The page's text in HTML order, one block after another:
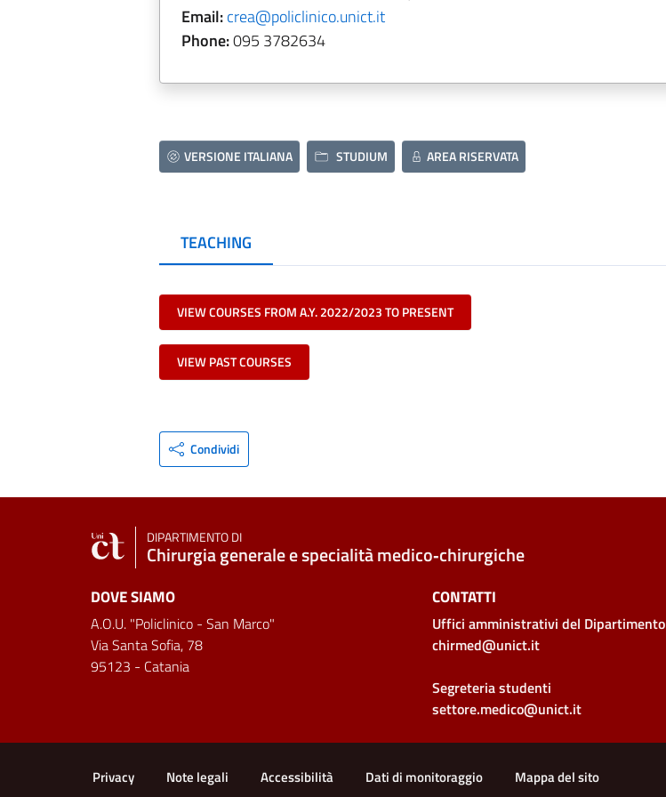
Email:crea@policlinico.unict.it
Phone:095 3782634
VERSIONE ITALIANA STUDIUM AREA RISERVATA
TEACHING
VIEW COURSES FROM A.Y. 2022/2023 TO PRESENT
VIEW PAST COURSES
Condividi
DIPARTIMENTO DI
Chirurgia generale e specialità medico‑chirurgiche
DOVE SIAMO
A.O.U. "Policlinico - San Marco"
Via Santa Sofia, 78
95123 - Catania
CONTATTI
Uffici amministrativi del Dipartimento
chirmed@unict.it
Segreteria studenti
settore.medico@unict.it
Privacy Note legali Accessibilità Dati di monitoraggio Mappa del sito